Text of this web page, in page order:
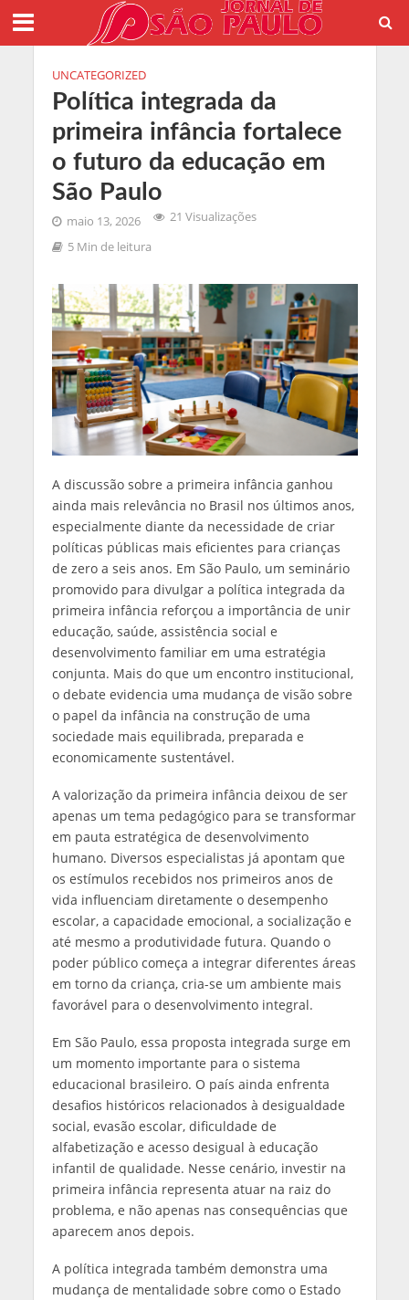
UNCATEGORIZED
Política integrada da
primeira infância fortalece
o futuro da educação em
São Paulo
maio 13, 2026
21 Visualizações
5 Min de leitura
A discussão sobre a primeira infância ganhou
ainda mais relevância no Brasil nos últimos anos,
especialmente diante da necessidade de criar
políticas públicas mais eficientes para crianças
de zero a seis anos. Em São Paulo, um seminário
promovido para divulgar a política integrada da
primeira infância reforçou a importância de unir
educação, saúde, assistência social e
desenvolvimento familiar em uma estratégia
conjunta. Mais do que um encontro institucional,
o debate evidencia uma mudança de visão sobre
o papel da infância na construção de uma
sociedade mais equilibrada, preparada e
economicamente sustentável.
A valorização da primeira infância deixou de ser
apenas um tema pedagógico para se transformar
em pauta estratégica de desenvolvimento
humano. Diversos especialistas já apontam que
os estímulos recebidos nos primeiros anos de
vida influenciam diretamente o desempenho
escolar, a capacidade emocional, a socialização e
até mesmo a produtividade futura. Quando o
poder público começa a integrar diferentes áreas
em torno da criança, cria-se um ambiente mais
favorável para o desenvolvimento integral.
Em São Paulo, essa proposta integrada surge em
um momento importante para o sistema
educacional brasileiro. O país ainda enfrenta
desafios históricos relacionados à desigualdade
social, evasão escolar, dificuldade de
alfabetização e acesso desigual à educação
infantil de qualidade. Nesse cenário, investir na
primeira infância representa atuar na raiz do
problema, e não apenas nas consequências que
aparecem anos depois.
A política integrada também demonstra uma
mudança de mentalidade sobre como o Estado